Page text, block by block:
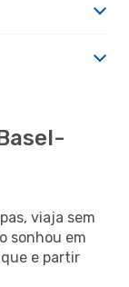
viaja sem
sonhou em
e partir